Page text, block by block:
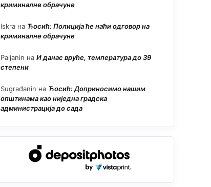
криминалне обрачуне
Iskra на Ћосић: Полиција ће наћи одговор на
криминалне обрачуне
Paljanin на И данас вруће, температура до 39
степени
Sugrađanin на Ћосић: Доприносимо нашим
општинама као ниједна градска
администрација до сада